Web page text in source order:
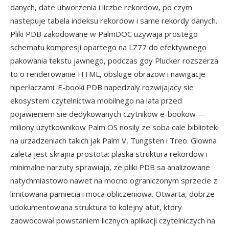
danych, date utworzenia i liczbe rekordow, po czym
nastepuje tabela indeksu rekordow i same rekordy danych.
Pliki PDB zakodowane w PalmDOC uzywaja prostego
schematu kompresji opartego na LZ77 do efektywnego
pakowania tekstu jawnego, podczas gdy Plucker rozszerza
to o renderowanie HTML, obsluge obrazow i nawigacje
hiperłaczami. E-booki PDB napedzaly rozwijajacy sie
ekosystem czytelnictwa mobilnego na lata przed
pojawieniem sie dedykowanych czytnikow e-bookow —
miliony uzytkownikow Palm OS nosily ze soba cale biblioteki
na urzadzeniach takich jak Palm V, Tungsten i Treo. Glowna
zaleta jest skrajna prostota: plaska struktura rekordow i
minimalne narzuty sprawiaja, ze pliki PDB sa analizowane
natychmiastowo nawet na mocno ograniczonym sprzecie z
limitowana pamiecia i moca obliczeniowa. Otwarta, dobrze
udokumentowana struktura to kolejny atut, ktory
zaowocował powstaniem licznych aplikacji czytelniczych na